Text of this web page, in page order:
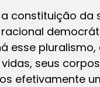
constituição da
esse
seus
efetivamente